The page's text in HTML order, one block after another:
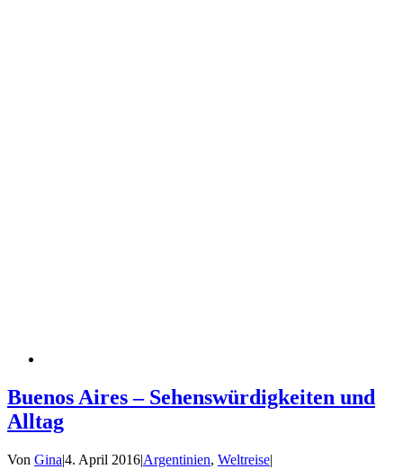
Buenos Aires – Sehenswürdigkeiten und
Alltag
Von Gina|4. April 2016|Argentinien, Weltreise|